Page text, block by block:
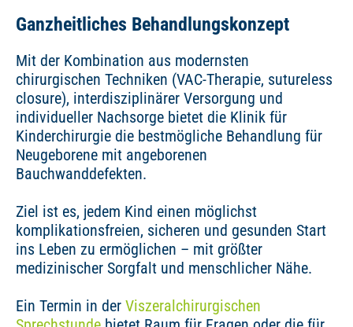
Ganzheitliches Behandlungskonzept
Mit der Kombination aus modernsten
chirurgischen Techniken (VAC-Therapie, sutureless
closure), interdisziplinärer Versorgung und
individueller Nachsorge bietet die Klinik für
Kinderchirurgie die bestmögliche Behandlung für
Neugeborene mit angeborenen
Bauchwanddefekten.
Ziel ist es, jedem Kind einen möglichst
komplikationsfreien, sicheren und gesunden Start
ins Leben zu ermöglichen – mit größter
medizinischer Sorgfalt und menschlicher Nähe.
Ein Termin in der Viszeralchirurgischen